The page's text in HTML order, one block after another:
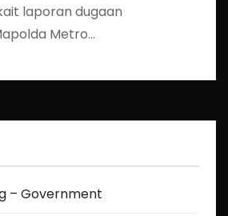
laporan dugaan
Metro…
– Government